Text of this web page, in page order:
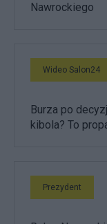
Nawrockiego
Wideo Salon24
Burza po
kibola? To
Prezydent